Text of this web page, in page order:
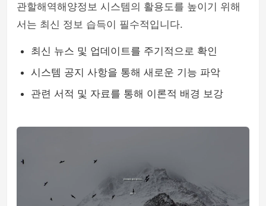
관할해역해양정보 시스템의 활용도를 높이기 위해
서는 최신 정보 습득이 필수적입니다.
최신 뉴스 및 업데이트를 주기적으로 확인
시스템 공지 사항을 통해 새로운 기능 파악
관련 서적 및 자료를 통해 이론적 배경 보강